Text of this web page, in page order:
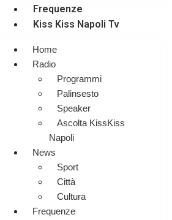
Frequenze
Kiss Kiss Napoli Tv
Home
Radio
Programmi
Palinsesto
Speaker
Ascolta KissKiss
Napoli
News
Sport
Città
Cultura
Frequenze